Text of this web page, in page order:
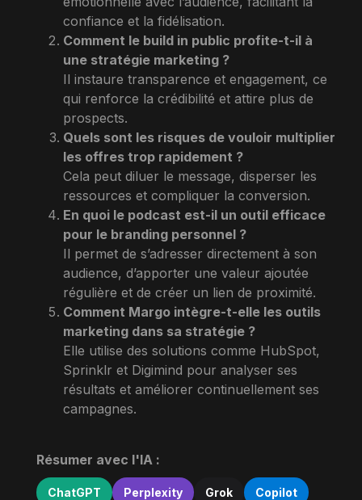
confiance et la fidélisation.
Comment le build in public profite-t-il à
une stratégie marketing ?
Il instaure transparence et engagement, ce
qui renforce la crédibilité et attire plus de
prospects.
Quels sont les risques de vouloir multiplier
les offres trop rapidement ?
Cela peut diluer le message, disperser les
ressources et compliquer la conversion.
En quoi le podcast est-il un outil efficace
pour le branding personnel ?
Il permet de s’adresser directement à son
audience, d’apporter une valeur ajoutée
régulière et de créer un lien de proximité.
Comment Margo intègre-t-elle les outils
marketing dans sa stratégie ?
Elle utilise des solutions comme HubSpot,
Sprinklr et Digimind pour analyser ses
résultats et améliorer continuellement ses
campagnes.
Résumer avec l'IA :
ChatGPT Perplexity Grok Copilot